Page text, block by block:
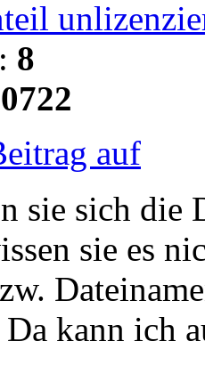
8
auf
sie sich die
sie es
kann ich